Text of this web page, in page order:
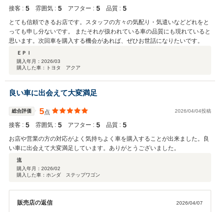
接客 : 5 雰囲気 : 5 アフター : 5 品質 : 5
とても信頼できるお店です。スタッフの方々の気配り・気遣いなどどれをと
っても申し分ないです。 またそれが扱われている車の品質にも現れていると
思います。次回車を購入する機会があれば、ぜひお世話になりたいです。
ＥＰＩ
購入年月： 2026/03
購入した車：トヨタ アクア
良い車に出会えて大変満足
総合評価 5点 2026/04/04投稿
接客 : 5 雰囲気 : 5 アフター : 5 品質 : 5
お店や営業の方の対応がよく気持ちよく車を購入することが出来ました。良
い車に出会えて大変満足しています。ありがとうございました。
流
購入年月： 2026/02
購入した車：ホンダ ステップワゴン
販売店の返信 2026/04/07